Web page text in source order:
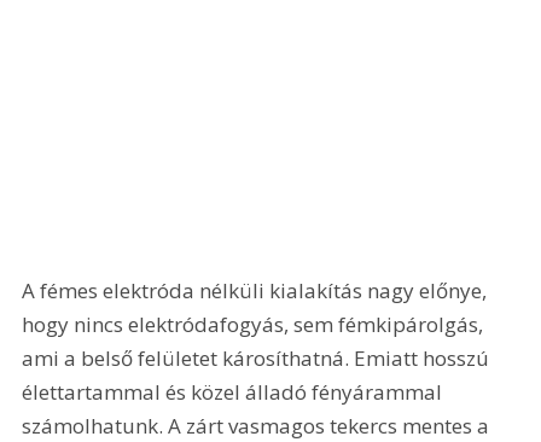
A fémes elektróda nélküli kialakítás nagy előnye,
hogy nincs elektródafogyás, sem fémkipárolgás,
ami a belső felületet károsíthatná. Emiatt hosszú
élettartammal és közel álladó fényárammal
számolhatunk. A zárt vasmagos tekercs mentes a